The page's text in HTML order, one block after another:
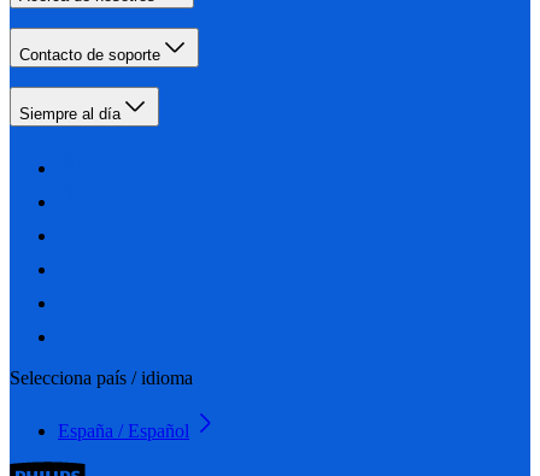
Contacto de soporte
Siempre al día
Selecciona país / idioma
España / Español